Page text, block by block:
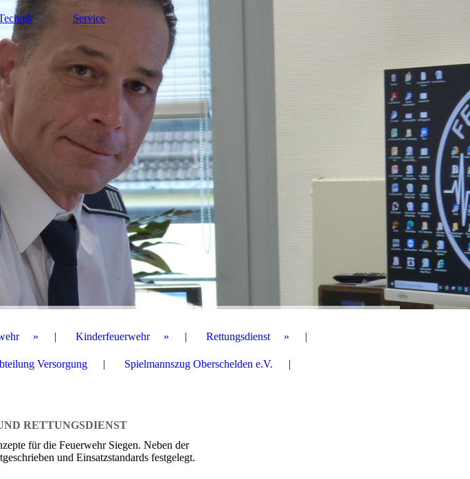
Service
Kinderfeuerwehr Rettungsdienst
Versorgung Spielmannszug Oberschelden e.V.
RETTUNGSDIENST
für die Feuerwehr Siegen. Neben der
und Einsatzstandards festgelegt.